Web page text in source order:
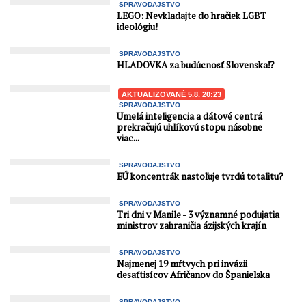
SPRAVODAJSTVO
LEGO: Nevkladajte do hračiek LGBT
ideológiu!
SPRAVODAJSTVO
HLADOVKA za budúcnosť Slovenska⁉️
AKTUALIZOVANÉ 5.8. 20:23
SPRAVODAJSTVO
Umelá inteligencia a dátové centrá
prekračujú uhlíkovú stopu násobne
viac...
SPRAVODAJSTVO
EÚ koncentrák nastoľuje tvrdú totalitu?
SPRAVODAJSTVO
Tri dni v Manile - 3 významné podujatia
ministrov zahraničia ázijských krajín
SPRAVODAJSTVO
Najmenej 19 mŕtvych pri invázii
desaťtisícov Afričanov do Španielska